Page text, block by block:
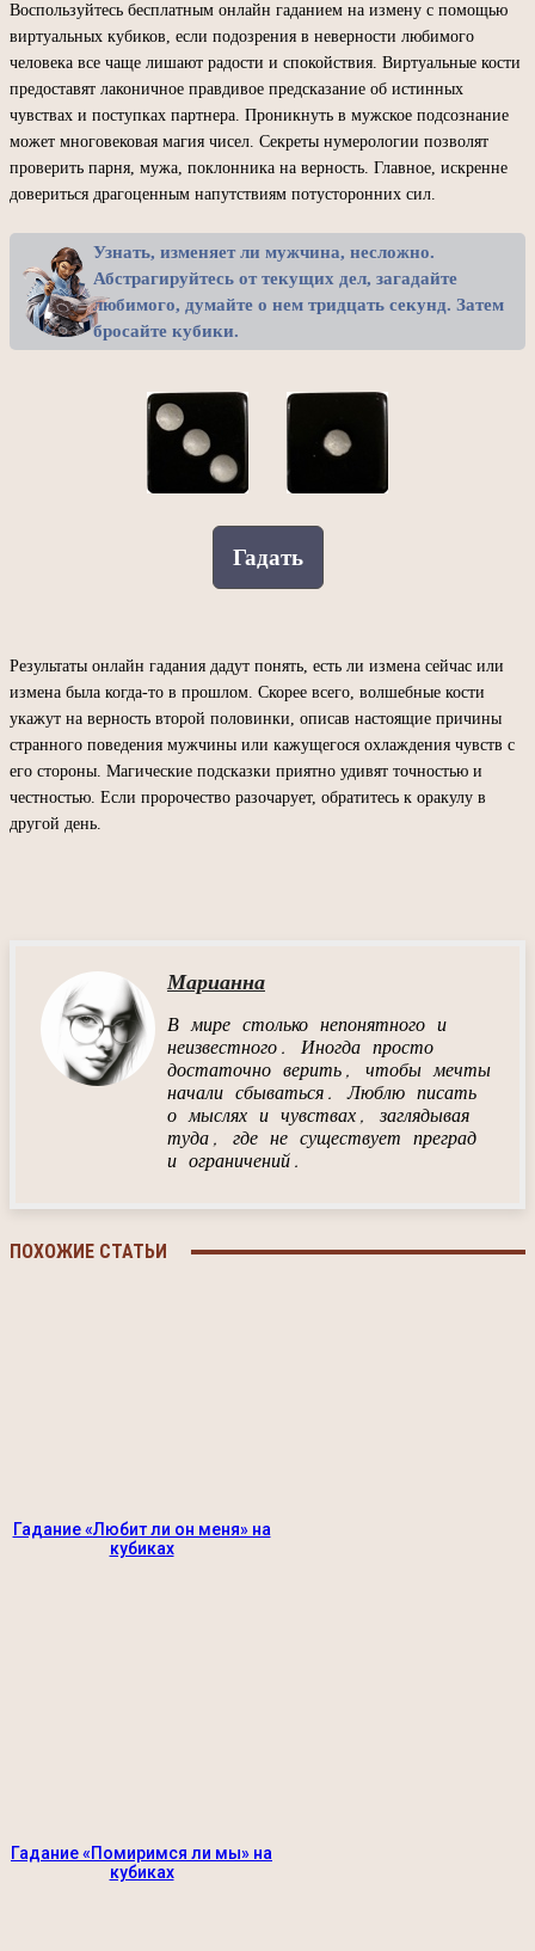
Воспользуйтесь бесплатным онлайн гаданием на измену с помощью
виртуальных кубиков, если подозрения в неверности любимого
человека все чаще лишают радости и спокойствия. Виртуальные кости
предоставят лаконичное правдивое предсказание об истинных
чувствах и поступках партнера. Проникнуть в мужское подсознание
может многовековая магия чисел. Секреты нумерологии позволят
проверить парня, мужа, поклонника на верность. Главное, искренне
довериться драгоценным напутствиям потусторонних сил.
Узнать, изменяет ли мужчина, несложно.
Абстрагируйтесь от текущих дел, загадайте
любимого, думайте о нем тридцать секунд. Затем
бросайте кубики.
Гадать
Результаты онлайн гадания дадут понять, есть ли измена сейчас или
измена была когда-то в прошлом. Скорее всего, волшебные кости
укажут на верность второй половинки, описав настоящие причины
странного поведения мужчины или кажущегося охлаждения чувств с
его стороны. Магические подсказки приятно удивят точностью и
честностью. Если пророчество разочарует, обратитесь к оракулу в
другой день.
Марианна
В мире столько непонятного и
неизвестного. Иногда просто
достаточно верить, чтобы мечты
начали сбываться. Люблю писать
о мыслях и чувствах, заглядывая
туда, где не существует преград
и ограничений.
ПОХОЖИЕ СТАТЬИ
Гадание «Любит ли он меня» на
кубиках
Гадание «Помиримся ли мы» на
кубиках